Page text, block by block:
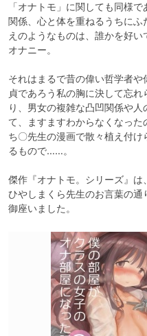
「オナトモ」に関しても同様
関係、心と体を重ねるうちに
えのようなものは、誰かを好
オナニー。
それはまるで昔の偉い哲学者
貞であろう私の胸に決して忘
り、男女の複雑な凸凹関係や
て、ますますわからなくなっ
ち〇先生の漫画で散々植え付
るもので……。
傑作『オナトモ。シリーズ』は
ひやしまくら先生のお言葉の
御座いました。